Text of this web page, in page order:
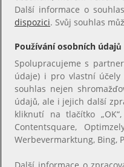
Další informace o
dispozici. Svůj souhlas
Používání osobních údajů
Spolupracujeme s
údaje) i pro vlastní
souhlas nejen
údajů, ale i jejich další
kliknutí na tlačítko
Contentsquare,
Werbevermarktung, Bing,